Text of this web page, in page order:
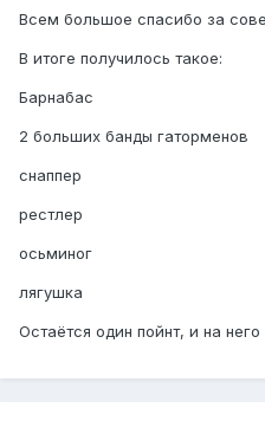
Всем большое спасибо за
В итоге получилось такое:
Барнабас
2 больших банды гаторменов
снаппер
рестлер
осьминог
лягушка
Остаётся один пойнт, и на него